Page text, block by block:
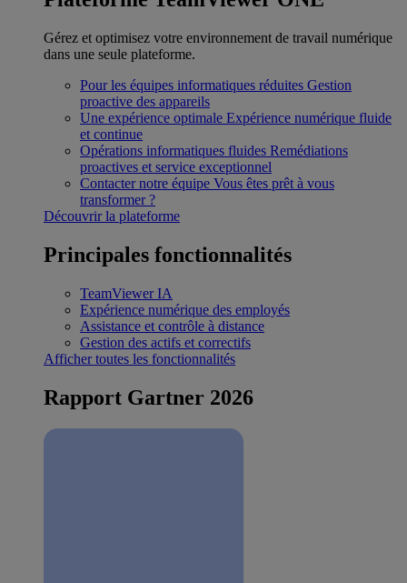
Gérez et optimisez votre environnement de travail numérique
dans une seule plateforme.
Pour les équipes informatiques réduites Gestion
proactive des appareils
Une expérience optimale Expérience numérique fluide
et continue
Opérations informatiques fluides Remédiations
proactives et service exceptionnel
Contacter notre équipe Vous êtes prêt à vous
transformer ?
Découvrir la plateforme
Principales fonctionnalités
TeamViewer IA
Expérience numérique des employés
Assistance et contrôle à distance
Gestion des actifs et correctifs
Afficher toutes les fonctionnalités
Rapport Gartner 2026